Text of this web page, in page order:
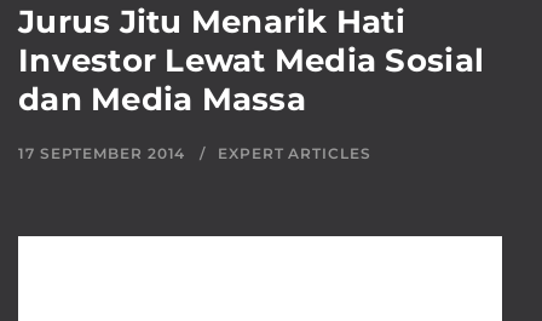
Jurus Jitu Menarik Hati
Investor Lewat Media Sosial
dan Media Massa
17 SEPTEMBER 2014 EXPERT ARTICLES